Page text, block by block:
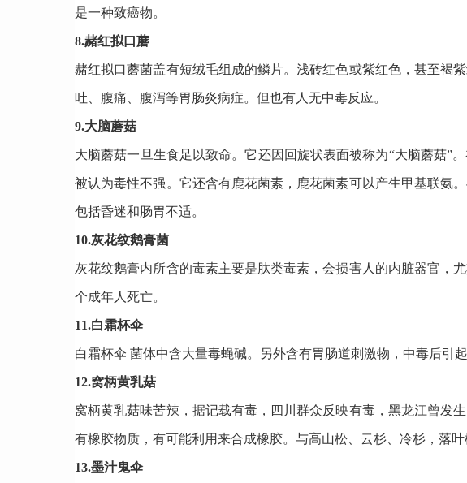
是一种致癌物。
8.赭红拟口蘑
赭红拟口蘑菌盖有短绒毛组成的鳞片。浅砖红色或紫红色，甚至褐
吐、腹痛、腹泻等胃肠炎病症。但也有人无中毒反应。
9.大脑蘑菇
大脑蘑菇一旦生食足以致命。它还因回旋状表面被称为“大脑蘑菇”
被认为毒性不强。它还含有鹿花菌素，鹿花菌素可以产生甲基联氨
包括昏迷和肠胃不适。
10.灰花纹鹅膏菌
灰花纹鹅膏内所含的毒素主要是肽类毒素，会损害人的内脏器官，
个成年人死亡。
11.白霜杯伞
白霜杯伞 菌体中含大量毒蝇碱。另外含有胃肠道刺激物，中毒后引
12.窝柄黄乳菇
窝柄黄乳菇味苦辣，据记载有毒，四川群众反映有毒，黑龙江曾发
有橡胶物质，有可能利用来合成橡胶。与高山松、云杉、冷杉，落叶
13.墨汁鬼伞